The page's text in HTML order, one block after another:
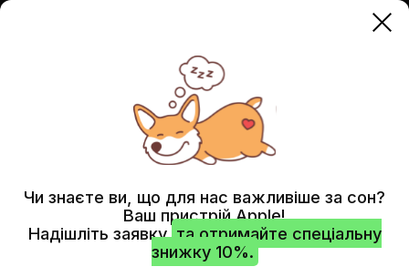
MACBOOK PRO 16" (2024) M4 MAX
Чи знаєте ви, що для нас важливіше за сон?
Ваш пристрій Apple!
Надішліть заявку та отримайте спеціальну
знижку 10%.